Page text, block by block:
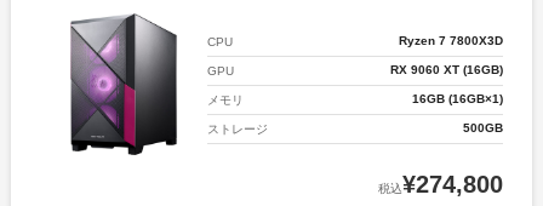
CPU Ryzen 7 7800X3D
GPU RX 9060 XT (16GB)
メモリ 16GB (16GB×1)
ストレージ 500GB
税込¥274,800